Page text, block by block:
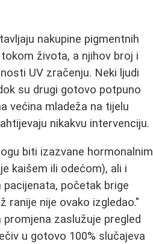
nakupine pigmentnih
života, a njihov broj i
UV zračenju. Neki ljudi
su drugi gotovo potpuno
većina mladeža na tijelu
nikakvu intervenciju.
biti izazvane hormonalnim
kaišem ili odećom), ali i
početak brige
ranije nije ovako izgledao."
zaslužuje pregled
u gotovo 100% slučajeva